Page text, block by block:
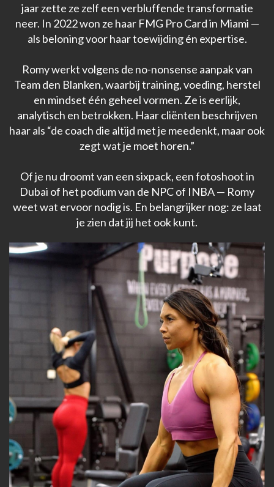
jaar zette ze zelf een verbluffende transformatie
neer. In 2022 won ze haar FMG Pro Card in Miami —
als beloning voor haar toewijding én expertise.
Romy werkt volgens de no-nonsense aanpak van
Team den Blanken, waarbij training, voeding, herstel
en mindset één geheel vormen. Ze is eerlijk,
analytisch en betrokken. Haar cliënten beschrijven
haar als “de coach die altijd met je meedenkt, maar ook
zegt wat je moet horen.”
Of je nu droomt van een sixpack, een fotoshoot in
Dubai of het podium van de NPC of INBA — Romy
weet wat ervoor nodig is. En belangrijker nog: ze laat
je zien dat jij het ook kunt.